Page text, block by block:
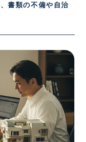
書類の不備や自治